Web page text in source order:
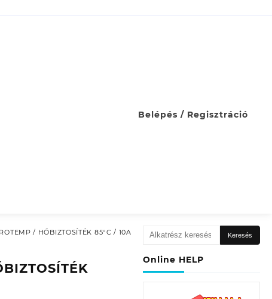
Belépés / Regisztráció
/ HŐBIZTOSÍTÉK 85°C / 10A
Keresés
következőre:
Keresés
Online HELP